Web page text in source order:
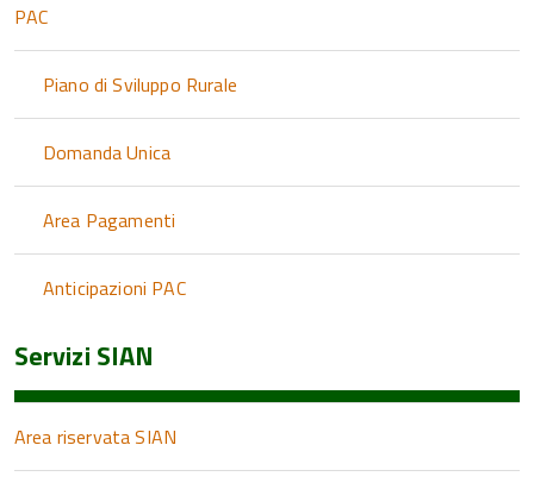
PAC
Piano di Sviluppo Rurale
Domanda Unica
Area Pagamenti
Anticipazioni PAC
Servizi SIAN
Area riservata SIAN